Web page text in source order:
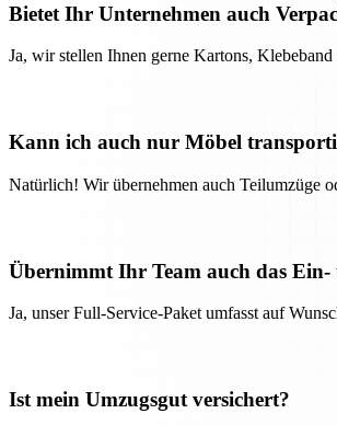
Bietet Ihr Unternehmen auch
Ja, wir stellen Ihnen gerne Kartons,
Kann ich auch nur Möbel
Natürlich! Wir übernehmen auch Teilumzüge
Übernimmt Ihr Team auch das Ein-
Ja, unser Full-Service-Paket umfasst auf
Ist mein Umzugsgut versichert?